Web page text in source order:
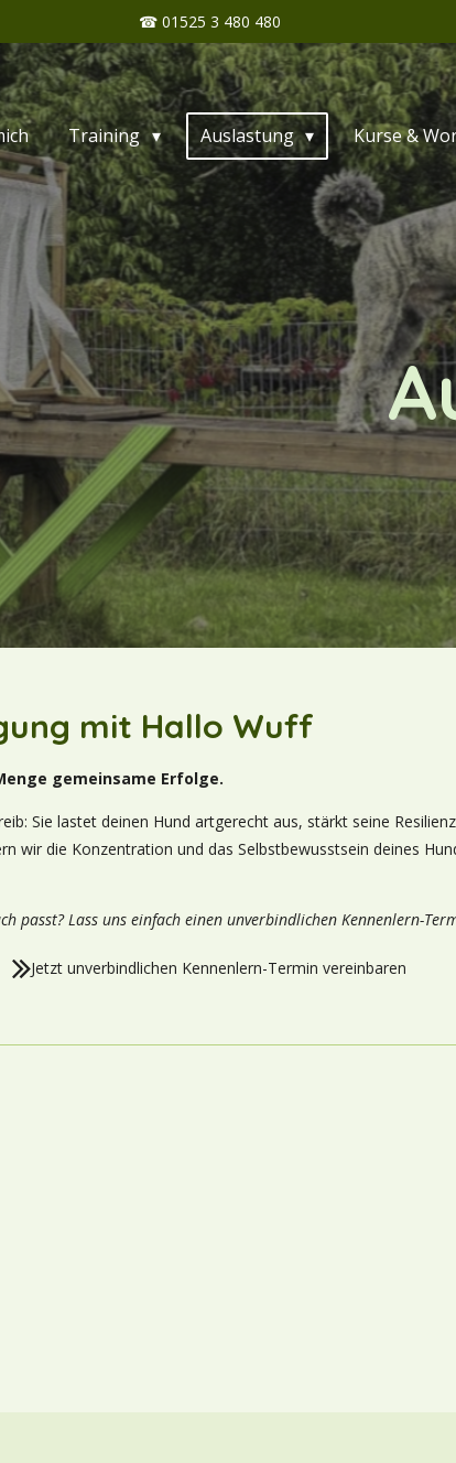
☎ 01525 3 480 480
Training Auslastung Kurse &
mit Hallo Wuff
gemeinsame Erfolge.
Sie lastet deinen Hund artgerecht aus, stärkt seine
wir die Konzentration und das Selbstbewusstsein deines
passt? Lass uns einfach einen unverbindlichen Kennenlern-
Jetzt unverbindlichen Kennenlern-Termin vereinbaren